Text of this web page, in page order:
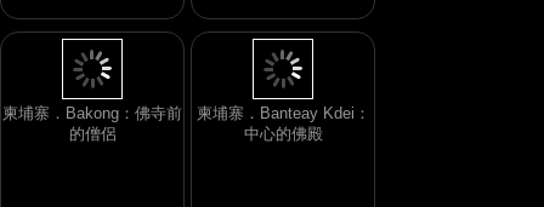
柬埔寨．Bakong：佛寺前
的僧侶
柬埔寨．Banteay Kdei：
中心的佛殿